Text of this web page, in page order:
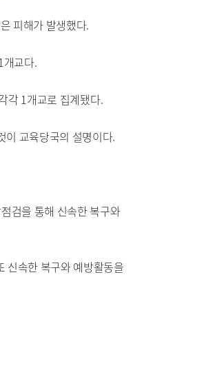
피해가 발생했다.
개교다.
각 1개교로 집계됐다.
이 교육당국의 설명이다.
검을 통해 신속한 복구와
신속한 복구와 예방활동을